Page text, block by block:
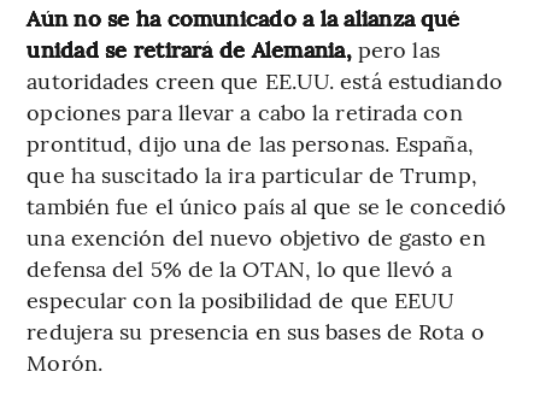
Aún no se ha comunicado a la alianza qué
unidad se retirará de Alemania,pero las
autoridades creen que EE.UU. está estudiando
opciones para llevar a cabo la retirada con
prontitud, dijo una de las personas. España,
que ha suscitado la ira particular de Trump,
también fue el único país al que se le concedió
una exención del nuevo objetivo de gasto en
defensa del 5% de la OTAN, lo que llevó a
especular con la posibilidad de que EEUU
redujera su presencia en sus bases de Rota o
Morón.